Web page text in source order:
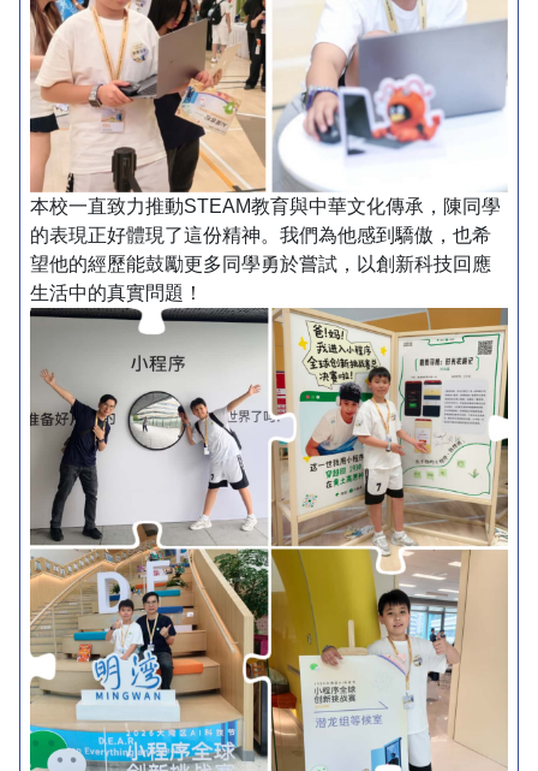
本校一直致力推動STEAM教育與中華文化傳承，陳同學
的表現正好體現了這份精神。我們為他感到驕傲，也希
望他的經歷能鼓勵更多同學勇於嘗試，以創新科技回應
生活中的真實問題！